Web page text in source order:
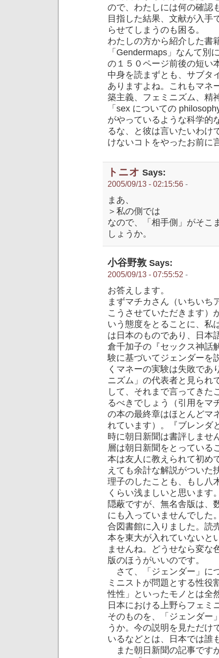
ので、わたしには何の確認
目指した結果、文献が入手
らせてしまうのも困る。
わたしの方から紹介した書
「Gendermaps」なんて別
の１５０ページ前後の短い
中身を読まずとも、サブタ
ありますよね。これもマネ
築主義、フェミニズム、精
「sex についての
がやっているような科学的
るな、と彼は言いたいわけ
けないコトをやったお前に
トニオ Says:
2005/09/13 - 02:15:56 -
まあ、
＞私の側では
なので、「相手側」がそこ
しょうか。
小谷野敦 Says:
2005/09/13 - 07:55:52 -
お答えします。
まずマチカさん（いちいち
こうさせていただきます）
いう態度をとることに、私
は日本のものであり、日本
倉千加子の『セックス神話
験に基づいてジェンダーを
くマネーの実験は失敗であ
ニズム」の代表者と見られ
して、それまで言ってきた
るべきでしょう（引用をマ
の本の最終章はほとんどマ
れています）。『ブレンダ
時に朝日新聞は書評しませ
層は朝日新聞をとっている
本は友人に教えられて初め
えても余計な解説がついた
理子のしたことも、もし八
くらい浅ましいと思います
隠蔽ですが、無名舎版は、
にも入っていませんでした
合図書館に入りました。読
本を東大が入れていないと
ませんね。どうせなら変な
版のほうがいいのです。
さて、「ジェンダー」に
ミニストが問題とする性役
性性」といったモノとは全
日本における上野らフェミ
そのものを、「ジェンダー
うか。今の説明を見ただけ
いるなどとは、日本では誰
また朝日新聞の記事です